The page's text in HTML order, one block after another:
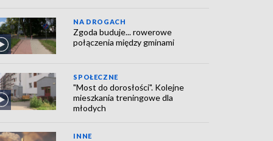
NA DROGACH
Zgoda buduje... rowerowe
połączenia między gminami
SPOŁECZNE
"Most do dorosłości". Kolejne
mieszkania treningowe dla
młodych
INNE